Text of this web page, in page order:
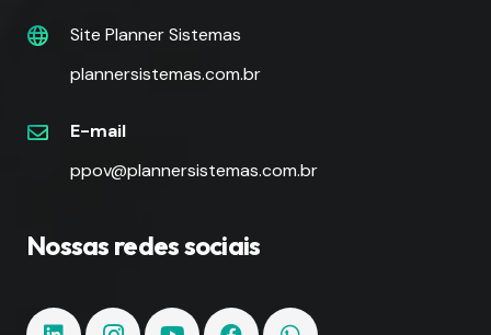
Site Planner Sistemas
plannersistemas.com.br
E-mail
ppov@plannersistemas.com.br
Nossas redes sociais